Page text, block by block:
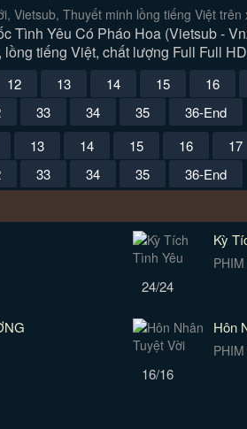
Vietsub, Thuyết minh lồng tiếng Việt trên
Tình Yêu Có Pháo Hoa (Vietsub -
tiếng Việt, chất lượng Full Full
12 13 14 15 16
33 34 35
36-End
13 14 15 16 17
33 34 35
36-End
Kỳ
24/24
Hôn
16/16